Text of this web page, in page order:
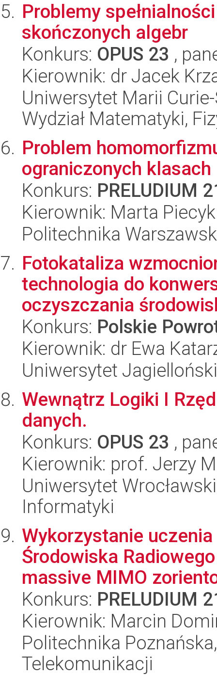
Problemy
skończonych algebr
Konkurs: OPUS 23 ,
Kierownik: dr Jacek
Uniwersytet Marii
Wydział Matematyki,
Problem
ograniczonych klasach
Konkurs: PRELUDIUM
Kierownik: Marta Piecyk
Politechnika
Fotokataliza
technologia do
oczyszczania
Konkurs: Polskie
Kierownik: dr Ewa
Uniwersytet Jagielloński
Wewnątrz Logiki I
danych.
Konkurs: OPUS 23 ,
Kierownik: prof. Jerzy
Uniwersytet
Informatyki
Wykorzystanie
Środowiska
massive MIMO
Konkurs: PRELUDIUM
Kierownik: Marcin
Politechnika
Telekomunikacji